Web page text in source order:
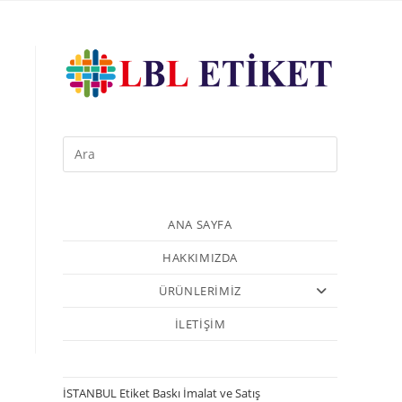
ANA SAYFA
HAKKIMIZDA
ÜRÜNLERİMİZ
İLETİŞİM
İSTANBUL Etiket Baskı İmalat ve Satış